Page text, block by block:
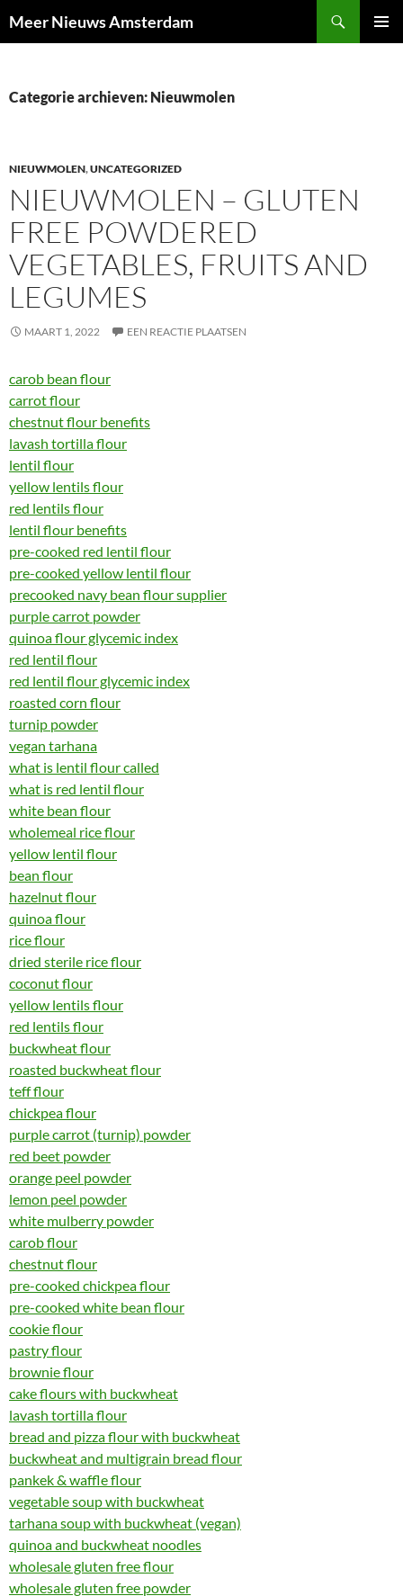
naar
Meer Nieuws Amsterdam
Categorie archieven: Nieuwmolen
NIEUWMOLEN,UNCATEGORIZED
NIEUWMOLEN – GLUTEN
FREE POWDERED
VEGETABLES, FRUITS AND
LEGUMES
MAART 1, 2022 EEN REACTIE PLAATSEN
carob bean flour
carrot flour
chestnut flour benefits
lavash tortilla flour
lentil flour
yellow lentils flour
red lentils flour
lentil flour benefits
pre-cooked red lentil flour
pre-cooked yellow lentil flour
precooked navy bean flour supplier
purple carrot powder
quinoa flour glycemic index
red lentil flour
red lentil flour glycemic index
roasted corn flour
turnip powder
vegan tarhana
what is lentil flour called
what is red lentil flour
white bean flour
wholemeal rice flour
yellow lentil flour
bean flour
hazelnut flour
quinoa flour
rice flour
dried sterile rice flour
coconut flour
yellow lentils flour
red lentils flour
buckwheat flour
roasted buckwheat flour
teff flour
chickpea flour
purple carrot (turnip) powder
red beet powder
orange peel powder
lemon peel powder
white mulberry powder
carob flour
chestnut flour
pre-cooked chickpea flour
pre-cooked white bean flour
cookie flour
pastry flour
brownie flour
cake flours with buckwheat
lavash tortilla flour
bread and pizza flour with buckwheat
buckwheat and multigrain bread flour
pankek & waffle flour
vegetable soup with buckwheat
tarhana soup with buckwheat (vegan)
quinoa and buckwheat noodles
wholesale gluten free flour
wholesale gluten free powder